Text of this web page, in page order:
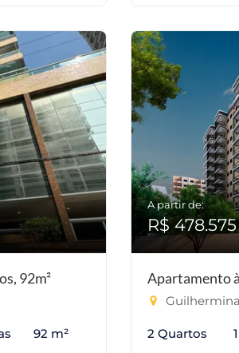
92m²
92 m²
A partir de:
R$ 478.575
Apartamento
2 Quartos